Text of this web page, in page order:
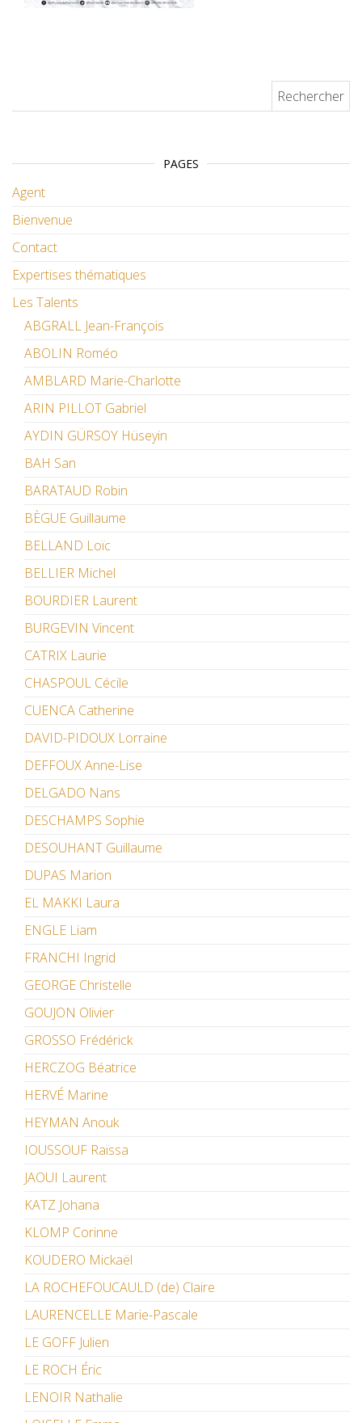
PAGES
Agent
Bienvenue
Contact
Expertises thématiques
Les Talents
ABGRALL Jean-François
ABOLIN Roméo
AMBLARD Marie-Charlotte
ARIN PILLOT Gabriel
AYDIN GÜRSOY Hüseyin
BAH San
BARATAUD Robin
BÈGUE Guillaume
BELLAND Loïc
BELLIER Michel
BOURDIER Laurent
BURGEVIN Vincent
CATRIX Laurie
CHASPOUL Cécile
CUENCA Catherine
DAVID-PIDOUX Lorraine
DEFFOUX Anne-Lise
DELGADO Nans
DESCHAMPS Sophie
DESOUHANT Guillaume
DUPAS Marion
EL MAKKI Laura
ENGLE Liam
FRANCHI Ingrid
GEORGE Christelle
GOUJON Olivier
GROSSO Frédérick
HERCZOG Béatrice
HERVÉ Marine
HEYMAN Anouk
IOUSSOUF Raïssa
JAOUI Laurent
KATZ Johana
KLOMP Corinne
KOUDERO Mickaël
LA ROCHEFOUCAULD (de) Claire
LAURENCELLE Marie-Pascale
LE GOFF Julien
LE ROCH Éric
LENOIR Nathalie